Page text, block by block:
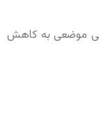
موضعی به کاهش